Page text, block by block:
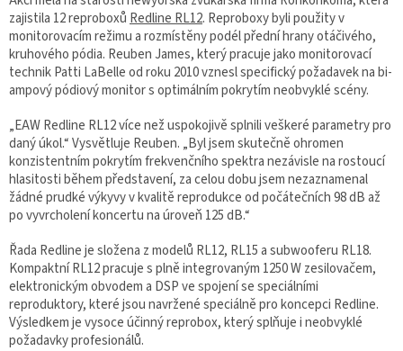
zajistila 12 reproboxů Redline RL12. Reproboxy byli použity v
monitorovacím režimu a rozmístěny podél přední hrany otáčivého,
kruhového pódia. Reuben James, který pracuje jako monitorovací
technik Patti LaBelle od roku 2010 vznesl specifický požadavek na bi-
ampový pódiový monitor s optimálním pokrytím neobvyklé scény.
„EAW Redline RL12 více než uspokojivě splnili veškeré parametry pro
daný úkol.“ Vysvětluje Reuben. „Byl jsem skutečně ohromen
konzistentním pokrytím frekvenčního spektra nezávisle na rostoucí
hlasitosti během představení, za celou dobu jsem nezaznamenal
žádné prudké výkyvy v kvalitě reprodukce od počátečních 98 dB až
po vyvrcholení koncertu na úroveň 125 dB.“
Řada Redline je složena z modelů RL12, RL15 a subwooferu RL18.
Kompaktní RL12 pracuje s plně integrovaným 1250 W zesilovačem,
elektronickým obvodem a DSP ve spojení se speciálními
reproduktory, které jsou navržené speciálně pro koncepci Redline.
Výsledkem je vysoce účinný reprobox, který splňuje i neobvyklé
požadavky profesionálů.